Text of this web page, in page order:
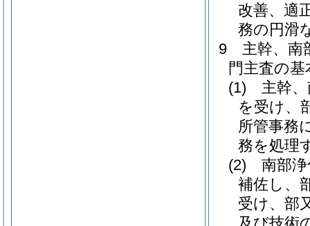
改善、適
務の円滑
9
主幹、南
門主査の
(1)
主幹
を受け、
所管事務
務を処理
(2)
南部
補佐し、
受け、部